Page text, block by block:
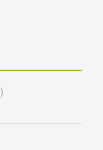
)